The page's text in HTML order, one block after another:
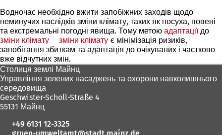
Водночас необхідно вжити запобіжних заходів щодо
неминучих наслідків зміни клімату, таких як посуха, повені
та екстремальні погодні явища. Тому метою адаптаціїдо
зміни клімату
(Відкривається
в
новій
вкладці)
зміни клімату (Відкривається
в
є мінімізація ризиків,
запобігання збиткам та адаптація до очікуваних і частково
вже відчутних змін.
Зона
для
ніг
Столиця землі Майнц
Управління зелених насаджень та охорони навколишнього
середовища
Geschwister-Scholl-Straße 4
55131 Майнц
+49 6131 12-3325